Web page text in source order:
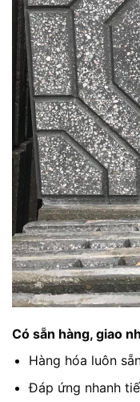
Có sẵn hàng, giao
Hàng hóa luôn
Đáp ứng nhanh